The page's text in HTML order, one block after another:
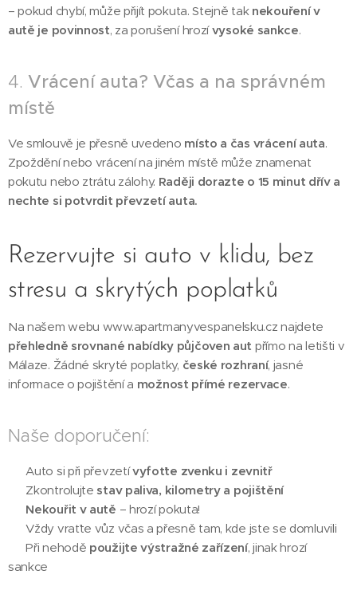
– pokud chybí, může přijít pokuta. Stejně tak nekouření v
autě je povinnost, za porušení hrozívysoké sankce.
4. Vrácení auta? Včas a na správném
místě
Ve smlouvě je přesně uvedeno místo a čas vrácení auta.
Zpoždění nebo vrácení na jiném místě může znamenat
pokutu nebo ztrátu zálohy. Raději dorazte o 15 minut dřív a
nechte si potvrdit převzetí auta.
Rezervujte si auto v klidu, bez
stresu a skrytých poplatků
Na našem webu www.apartmanyvespanelsku.cz najdete
přehledně srovnané nabídky půjčoven aut přímo na letišti v
Málaze. Žádné skryté poplatky, české rozhraní, jasné
informace o pojištění a možnost přímé rezervace.
Naše doporučení:
✅ Auto si při převzetívyfoťte zvenku i zevnitř
✅ Zkontrolujte stav paliva, kilometry a pojištění
Nekouřit v autě – hrozí pokuta!
✅ Vždy vraťte vůz včas a přesně tam, kde jste se domluvili
✅ Při nehodě použijte výstražné zařízení, jinak hrozí
sankce